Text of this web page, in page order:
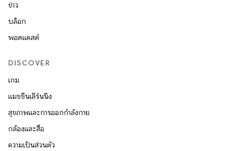
ข่าว
บล็อก
พอดแคสต์
DISCOVER
เกม
แมชชีนเลิร์นนิง
สุขภาพและการออกกำลังกาย
กล้องและสื่อ
ความเป็นส่วนตัว